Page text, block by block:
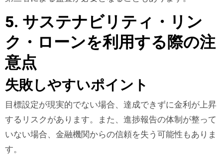
5. サステナビリティ・リン
ク・ローンを利用する際の注
意点
失敗しやすいポイント
目標設定が現実的でない場合、達成できずに金利が上昇
するリスクがあります。また、進捗報告の体制が整って
いない場合、金融機関からの信頼を失う可能性もありま
す。